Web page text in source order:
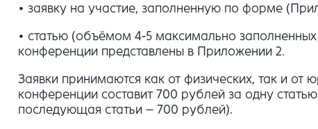
• заявку на участие, заполненную по форме
• статью (объёмом 4-5 максимально
конференции представлены в Приложении 2.
Заявки принимаются как от физических, так и
конференции составит 700 рублей за одну
последующая статьи – 700 рублей).